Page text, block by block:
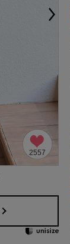
2557